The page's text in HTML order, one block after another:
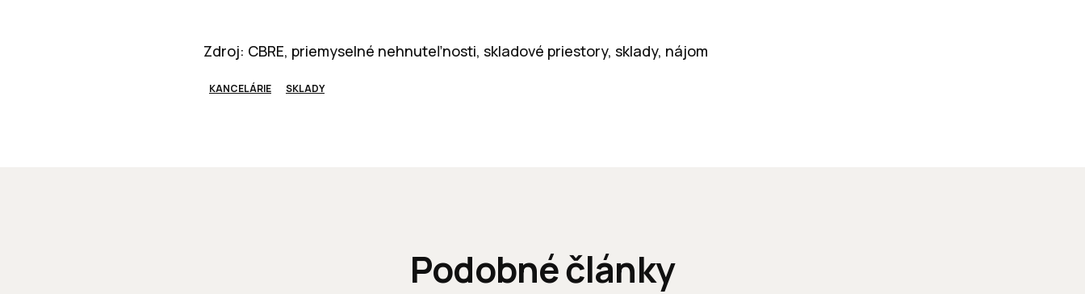
Zdroj: CBRE, priemyselné nehnuteľnosti, skladové priestory, sklady, nájom
KANCELÁRIE SKLADY
Podobné články